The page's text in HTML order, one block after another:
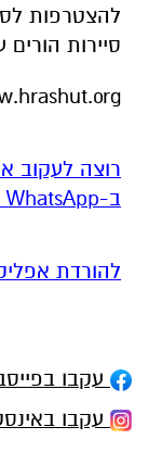
להצטרפות
סיירות הורים עירוני
רוצה לעקוב
ב-WhatsApp לחצו כאן
להורדת
עקבו
עקבו